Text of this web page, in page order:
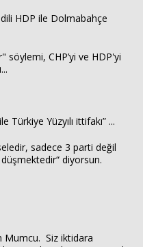
dili HDP ile Dolmabahçe
CHP’yi ve HDP'yi
Türkiye Yüzyılı ittifakı” ...
sadece 3 parti değil
diyorsun.
Mumcu. Siz iktidara